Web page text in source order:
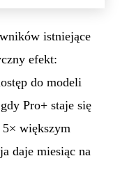
istniejące
efekt:
do modeli
Pro+ staje się
większym
daje miesiąc na